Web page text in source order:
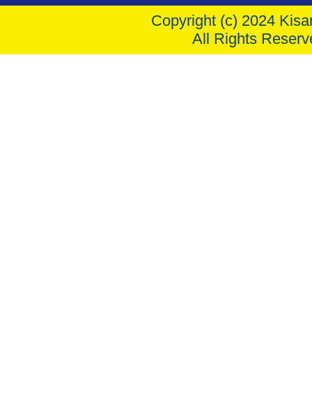
Copyright (c) 2024
All Rights